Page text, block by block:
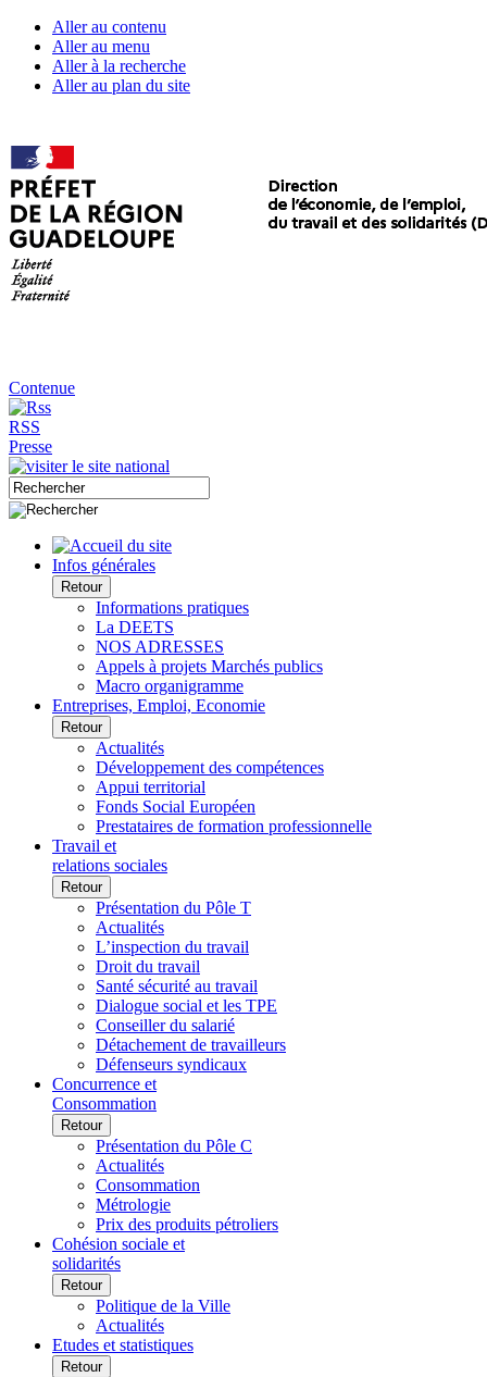
Aller au contenu
Aller au menu
Aller à la recherche
Aller au plan du site
Contenue
RSS
Presse
Infos générales
Retour
Informations pratiques
La DEETS
NOS ADRESSES
Appels à projets Marchés publics
Macro organigramme
Entreprises, Emploi, Economie
Retour
Actualités
Développement des compétences
Appui territorial
Fonds Social Européen
Prestataires de formation professionnelle
Travail et
relations sociales
Retour
Présentation du Pôle T
Actualités
L’inspection du travail
Droit du travail
Santé sécurité au travail
Dialogue social et les TPE
Conseiller du salarié
Détachement de travailleurs
Défenseurs syndicaux
Concurrence et
Consommation
Retour
Présentation du Pôle C
Actualités
Consommation
Métrologie
Prix des produits pétroliers
Cohésion sociale et
solidarités
Retour
Politique de la Ville
Actualités
Etudes et statistiques
Retour